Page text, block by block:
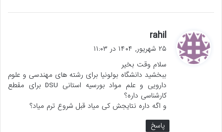
rahil
ت
:
۲۵ شهریور, ۱۴۰۴ در ۱۱:۰۳
سلام وقت بخیر
ببخشید دانشگاه بولونیا برای رشته های مهندسی و علوم
دارویی و علم مواد بورسیه استانی DSU برای مقطع
کارشناسی داره؟
و اگه داره نتایجش کی میاد قبل شروع ترم میاد؟
پاسخ